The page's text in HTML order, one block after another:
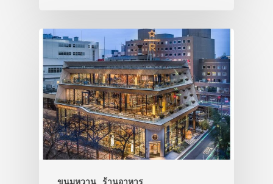
ขนมหวาน ร้านอาหาร